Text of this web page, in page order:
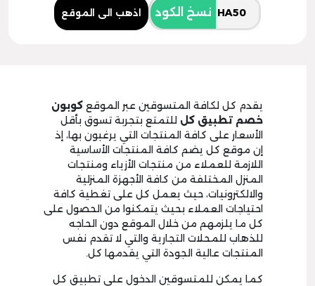
نسخ الكود اذهب الى الموقع
يقدم كل لكافة المتسوقين عبر الموقع كوبون
خصم تطبيق كل للتمتع بتجربة تسوق بأقل
الأسعار على كافة المنتجات التي يرغبون بها، إذ
إن موقع كل يضم كافة المنتجات الأساسية
اللازمة للعملاء من منتجات الأزياء ومنتجات
المنزل المختلفة من كافة الأجهزة المنزلية
والالكترونيات، حيث يعمل كل على تغطية كافة
احتياجات العملاء بحيث يتمكنوا من الحصول على
كل ما يلزمهم من خلال الموقع دون الحاجه
للذهاب للمحلات التجارية والتي لا تقدم نفس
المنتجات عالية الجودة التي يقدمها كل.
كما يمكن للمتسوقين الدخول على تطبيق كل